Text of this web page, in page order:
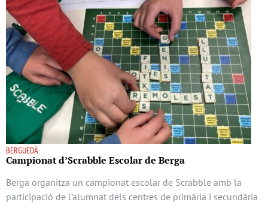
BERGUEDÀ
Campionat d’Scrabble Escolar de Berga
Berga organitza un campionat escolar de Scrabble amb la
participació de l’alumnat dels centres de primària i secundària